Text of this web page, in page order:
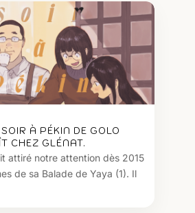
À PÉKIN DE GOLO
CHEZ GLÉNAT.
attiré notre attention dès 2015
de sa Balade de Yaya (1). Il